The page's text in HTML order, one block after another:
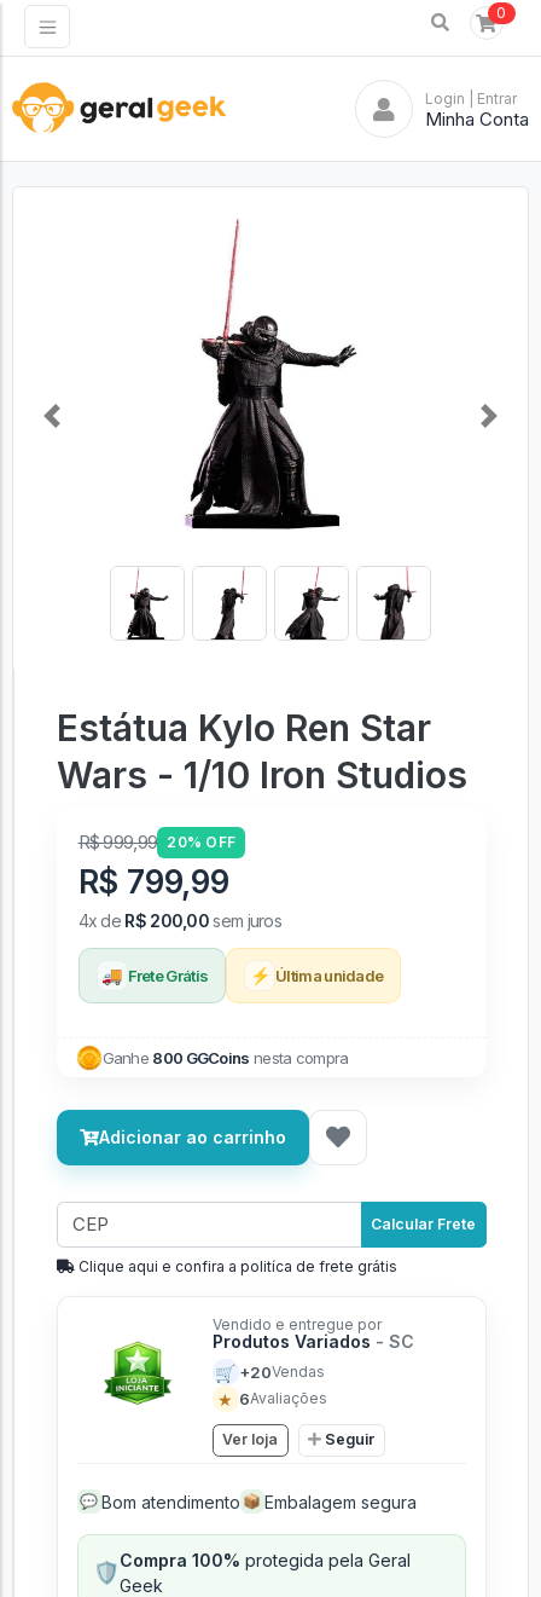
0
Login | Entrar
Minha Conta
Previous Next
Estátua Kylo Ren Star
Wars - 1/10 Iron Studios
R$ 999,99 20% OFF
R$ 799,99
4x de R$ 200,00sem juros
🚚 Frete Grátis ⚡ Última unidade
Ganhe 800 GGCoins nesta compra
Adicionar ao carrinho
Calcular Frete
Clique aqui e confira a politíca de frete grátis
Vendido e entregue por
Produtos Variados - SC
🛒 +20Vendas
★ 6Avaliações
Ver loja Seguir
💬 Bom atendimento 📦 Embalagem segura
🛡️Compra 100% protegida pela Geral
Geek